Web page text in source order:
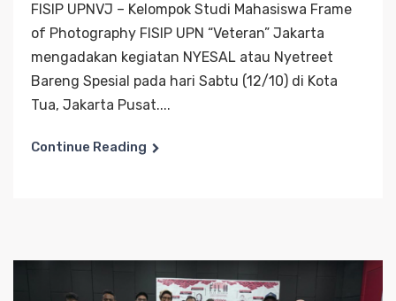
FISIP UPNVJ – Kelompok Studi Mahasiswa Frame
of Photography FISIP UPN “Veteran” Jakarta
mengadakan kegiatan NYESAL atau Nyetreet
Bareng Spesial pada hari Sabtu (12/10) di Kota
Tua, Jakarta Pusat....
Continue Reading